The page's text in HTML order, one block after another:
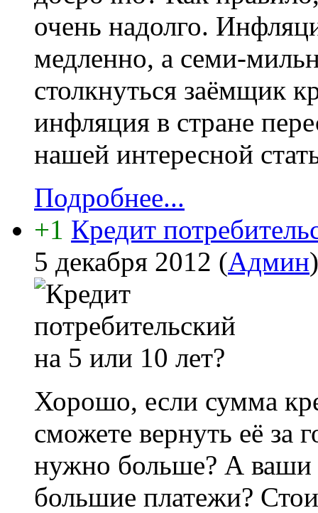
очень надолго.
медленно, а семи-
столкнуться заёмщик
инфляция в стране
нашей интересной
Подробнее...
+1 Кредит
5 декабря 2012 (Админ)
Хорошо, если сумма
сможете вернуть её за
нужно больше? А ваши
большие платежи?